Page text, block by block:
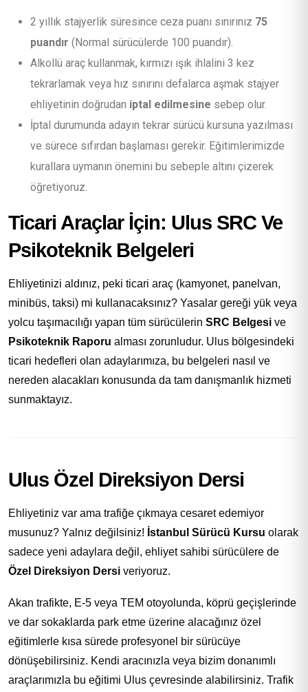
2 yıllık stajyerlik süresince ceza puanı sınırınız 75
puandır (Normal sürücülerde 100 puandır).
Alkollü araç kullanmak, kırmızı ışık ihlalini 3 kez
tekrarlamak veya hız sınırını defalarca aşmak stajyer
ehliyetinin doğrudan iptal edilmesine sebep olur.
İptal durumunda adayın tekrar sürücü kursuna yazılması
ve sürece sıfırdan başlaması gerekir. Eğitimlerimizde
kurallara uymanın önemini bu sebeple altını çizerek
öğretiyoruz.
Ticari Araçlar İçin: Ulus SRC Ve
Psikoteknik Belgeleri
Ehliyetinizi aldınız, peki ticari araç (kamyonet, panelvan,
minibüs, taksi) mi kullanacaksınız? Yasalar gereği yük veya
yolcu taşımacılığı yapan tüm sürücülerin SRC Belgesi ve
Psikoteknik Raporu alması zorunludur. Ulus bölgesindeki
ticari hedefleri olan adaylarımıza, bu belgeleri nasıl ve
nereden alacakları konusunda da tam danışmanlık hizmeti
sunmaktayız.
Ulus Özel Direksiyon Dersi
Ehliyetiniz var ama trafiğe çıkmaya cesaret edemiyor
musunuz? Yalnız değilsiniz! İstanbul Sürücü Kursu olarak
sadece yeni adaylara değil, ehliyet sahibi sürücülere de
Özel Direksiyon Dersi veriyoruz.
Akan trafikte, E-5 veya TEM otoyolunda, köprü geçişlerinde
ve dar sokaklarda park etme üzerine alacağınız özel
eğitimlerle kısa sürede profesyonel bir sürücüye
dönüşebilirsiniz. Kendi aracınızla veya bizim donanımlı
araçlarımızla bu eğitimi Ulus çevresinde alabilirsiniz. Trafik